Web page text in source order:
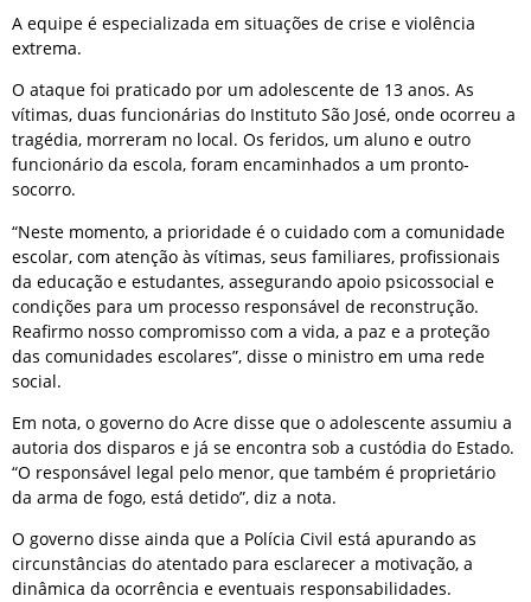
A equipe é especializada em situações de crise e violência
extrema.
O ataque foi praticado por um adolescente de 13 anos. As
vítimas, duas funcionárias do Instituto São José, onde ocorreu a
tragédia, morreram no local. Os feridos, um aluno e outro
funcionário da escola, foram encaminhados a um pronto-
socorro.
“Neste momento, a prioridade é o cuidado com a comunidade
escolar, com atenção às vítimas, seus familiares, profissionais
da educação e estudantes, assegurando apoio psicossocial e
condições para um processo responsável de reconstrução.
Reafirmo nosso compromisso com a vida, a paz e a proteção
das comunidades escolares”, disse o ministro em uma rede
social.
Em nota, o governo do Acre disse que o adolescente assumiu a
autoria dos disparos e já se encontra sob a custódia do Estado.
“O responsável legal pelo menor, que também é proprietário
da arma de fogo, está detido”, diz a nota.
O governo disse ainda que a Polícia Civil está apurando as
circunstâncias do atentado para esclarecer a motivação, a
dinâmica da ocorrência e eventuais responsabilidades.